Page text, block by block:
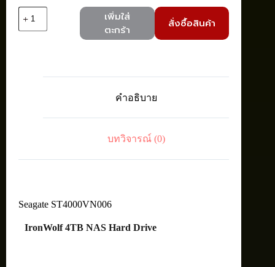
จำนวน
เพิ่มใส่
ตะกร้า
สั่งซื้อสินค้า
คำอธิบาย
บทวิจารณ์ (0)
Seagate ST4000VN006
IronWolf 4TB NAS Hard Drive